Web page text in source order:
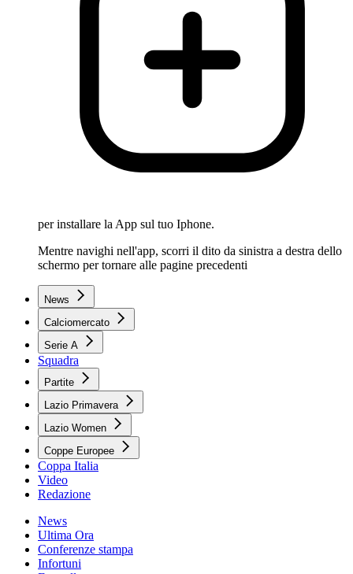
per installare la App sul tuo Iphone.
Mentre navighi nell'app, scorri il dito da sinistra a destra dello
schermo per tornare alle pagine precedenti
News
Calciomercato
Serie A
Squadra
Partite
Lazio Primavera
Lazio Women
Coppe Europee
Coppa Italia
Video
Redazione
News
Ultima Ora
Conferenze stampa
Infortuni